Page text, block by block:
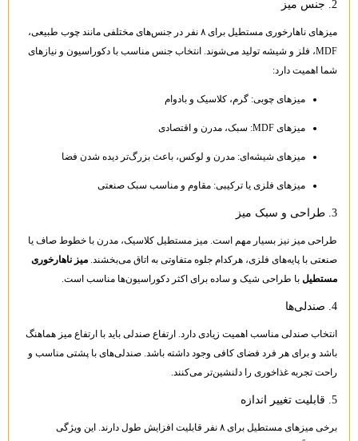
میزهای ناهارخوری مستطیل برای ۸ نفر در جنس‌های مختلفی مانند چوب طبیعی،
MDF، فلز و شیشه تولید می‌شوند. انتخاب جنس مناسب با دکوراسیون و نیازهای
شما اهمیت دارد:
میزهای چوبی: گرم، کلاسیک و بادوام
میزهای MDF: سبک، مدرن و اقتصادی
میزهای شیشه‌ای: مدرن و لوکس، باعث بزرگ‌تر دیده شدن فضا
میزهای فلزی یا ترکیبی: مقاوم و مناسب سبک صنعتی
طراحی میز نیز بسیار مهم است. میز مستطیل کلاسیک، مدرن با خطوط صاف یا
صنعتی با پایه‌های فلزی، هرکدام جلوه متفاوتی به اتاق می‌بخشند.میز ناهارخوری
مستطیلبا طراحی شیک و ساده برای اکثر دکوراسیون‌ها مناسب است.
انتخاب صندلی مناسب اهمیت زیادی دارد. ارتفاع صندلی باید با ارتفاع میز هماهنگ
باشد و برای هر فرد فضای کافی وجود داشته باشد. صندلی‌های با پشتی مناسب و
راحت تجربه غذاخوری را دلنشین‌تر می‌کنند.
برخی میزهای مستطیل برای ۸ نفر قابلیت افزایش طول دارند. این ویژگی